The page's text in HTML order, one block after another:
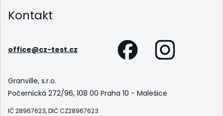
Kontakt
office@cz-test.cz
Granville, s.r.o.
Počernická 272/96, 108 00 Praha 10 - Malešice
IČ 28967623, DIČ CZ28967623